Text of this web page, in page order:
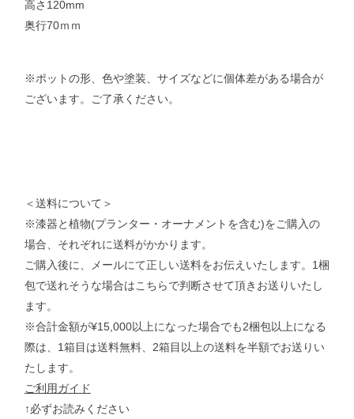
高さ120mm
奥行70ｍｍ
※ポットの形、色や塗装、サイズなどに個体差がある場合が
ございます。ご了承ください。
＜送料について＞
※漆器と植物(プランター・オーナメントを含む)をご購入の
場合、それぞれに送料がかかります。
ご購入後に、メールにて正しい送料をお伝えいたします。1梱
包で送れそうな場合はこちらで判断させて頂きお送りいたし
ます。
※合計金額が¥15,000以上になった場合でも2梱包以上になる
際は、1箱目は送料無料、2箱目以上の送料を半額でお送りい
たします。
ご利用ガイド
↑必ずお読みください